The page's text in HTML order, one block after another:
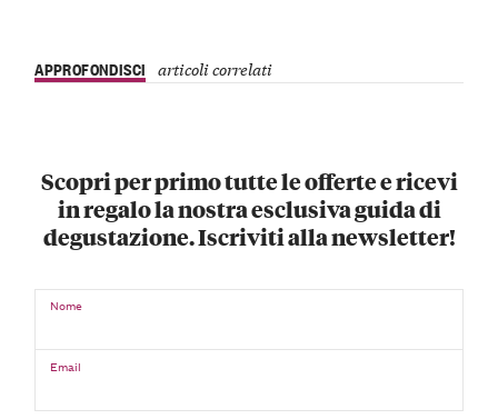
APPROFONDISCI articoli correlati
Scopri per primo tutte le offerte e ricevi
in regalo la nostra esclusiva guida di
degustazione. Iscriviti alla newsletter!
Nome
Email